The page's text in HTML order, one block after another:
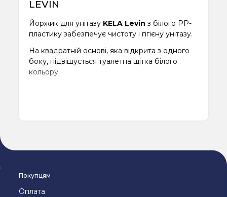
LEVIN
Йоржик для унітазу KELA Levin з білого PP-
пластику забезпечує чистоту і гігієну унітазу.
На квадратній основі, яка відкрита з одного
боку, підвішується туалетна щітка білого
кольору.
Покупцям
Оплата